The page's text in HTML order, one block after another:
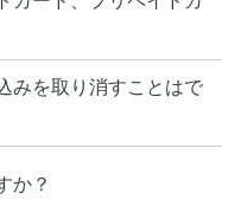
みを取り消すことはで
か？